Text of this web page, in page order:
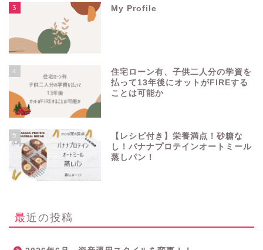
3 My Profile
4
住宅ローン有、子供二人分の学資を
払って13年後にオットがFIREする
ことは可能か
5
【レシピ付き】栄養満点！砂糖な
し！バナナプロテインオートミール
蒸しパン！
最近の投稿